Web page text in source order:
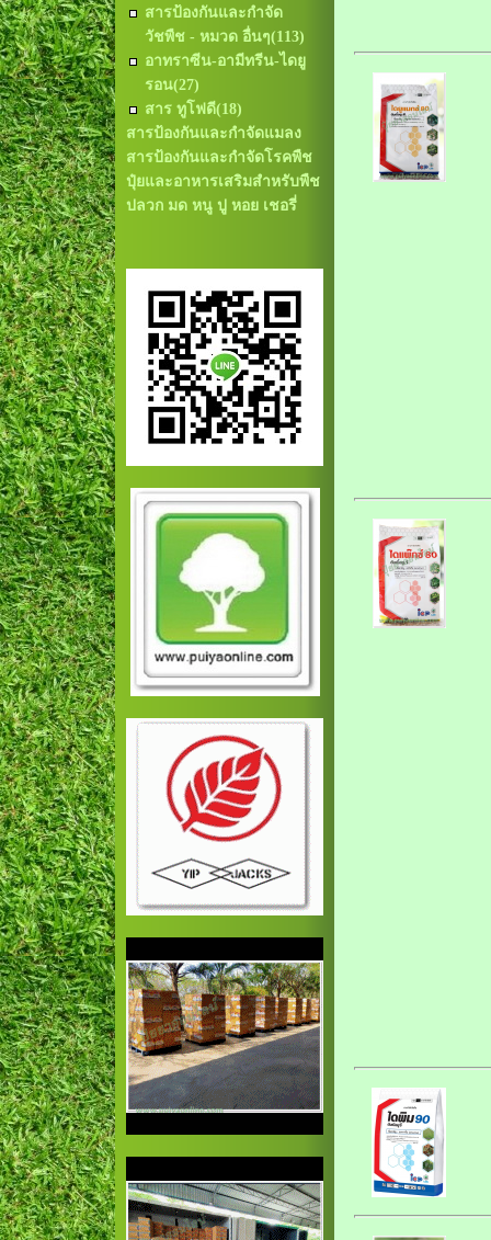
สารป้องกันและกำจัด
วัชพืช - หมวด อื่นๆ(113)
อาทราซีน-อามีทรีน-ไดยู
รอน(27)
สาร ทูโฟดี(18)
สารป้องกันและกำจัดแมลง
สารป้องกันและกำจัดโรคพืช
ปุ๋ยและอาหารเสริมสำหรับพืช
ปลวก มด หนู ปู หอย เชอรี่